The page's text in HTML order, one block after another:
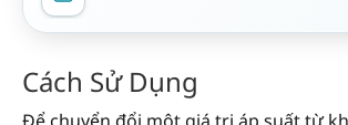
Cách Sử Dụng